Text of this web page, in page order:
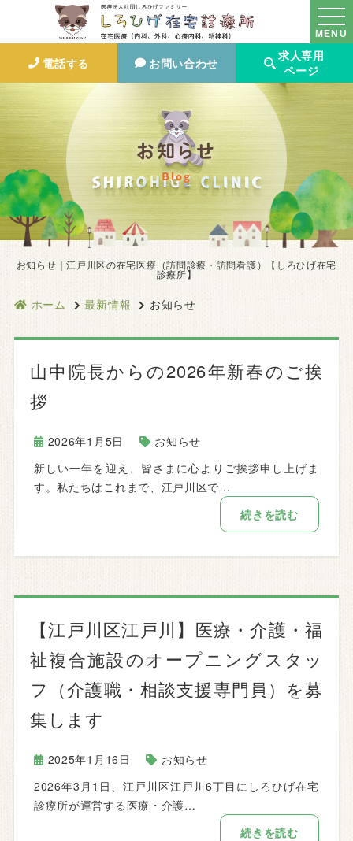
MENU
電話する お問い合わせ
求人専用
ページ
お知らせ
Blog
お知らせ｜江戸川区の在宅医療（訪問診療・訪問看護）【しろひげ在宅
診療所】
ホーム 最新情報 お知らせ
山中院長からの2026年新春のご挨
拶
2026年1月5日
お知らせ
新しい一年を迎え、皆さまに心よりご挨拶申し上げま
す。私たちはこれまで、江戸川区で…
続きを読む
【江戸川区江戸川】医療・介護・福
祉複合施設のオープニングスタッ
フ（介護職・相談支援専門員）を募
集します
2025年1月16日
お知らせ
2026年3月1日、江戸川区江戸川6丁目にしろひげ在宅
診療所が運営する医療・介護…
続きを読む